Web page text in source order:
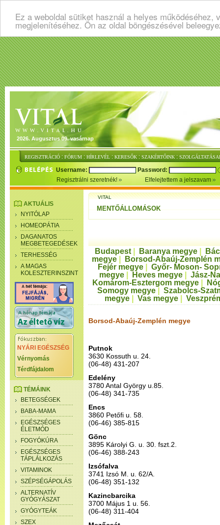
Ez a weboldal sütiket használ a helyes
megjelenítéséhez. Ön az oldal böngészésével
2026. Augusztus 09. vasárnap
REGISZTRÁCIÓ : FÓRUM : HÍRLEVÉL : KERESŐK : SZAKÉRTŐINK :
Username:
Password:
Regisztrálni szeretnék!
Elfelejtettem a jelszavam
AKTUÁLIS
NYITÓLAP
HOMEOPÁTIA
DAGANATOS
MEGBETEGEDÉSEK
TERHESSÉG
A MAGAS
KOLESZTERINSZINT
NYÁRI EGÉSZSÉG
Vérnyomás
Térdfájdalom
TÉMÁINK
BETEGSÉGEK
BABA-MAMA
EGÉSZSÉGES
ÉLETMÓD
FOGYÓKÚRA
EGÉSZSÉGES
TÁPLÁLKOZÁS
VITAMINOK
SZÉPSÉGÁPOLÁS
ALTERNATÍV
GYÓGYÁSZAT
GYÓGYTEÁK
SZEX
VITAL
MENTŐÁLLOMÁSOK
Budapest Baranya megye
megye|
Borsod-Abaúj-Zemplén
Fejér megye
Győr- Moson-
megye| Heves megye| Jász-
Komárom-Esztergom megye|
Somogy megye
Szabolcs-
megye| Vas megye|
Borsod-Abaúj-Zemplén megye
Putnok
3630 Kossuth u. 24.
(06-48) 431-207
Edelény
3780 Antal György u.85.
(06-48) 341-735
Encs
3860 Petőfi u. 58.
(06-46) 385-815
Gönc
3895 Károlyi G. u. 30. fszt.2.
(06-46) 388-243
Izsófalva
3741 Izsó M. u. 62/A.
(06-48) 351-132
Kazincbarcika
3700 Május 1 u. 56.
(06-48) 311-404